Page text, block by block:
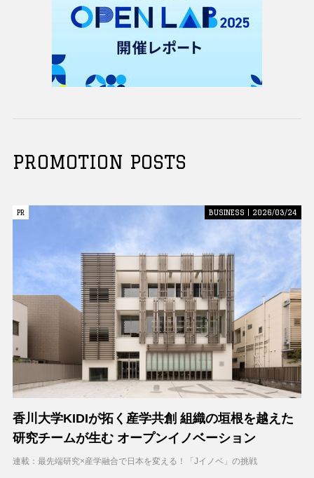
PROMOTION POSTS
PR
PR BUSINESS | 2026/03/24
香川大学KIDIが拓く産学共創 組織の垣根を越えた
研究チームが生む オープンイノベーション
連載：最先端研究×産学融合で日本を変える！「Jイノベ」の挑戦